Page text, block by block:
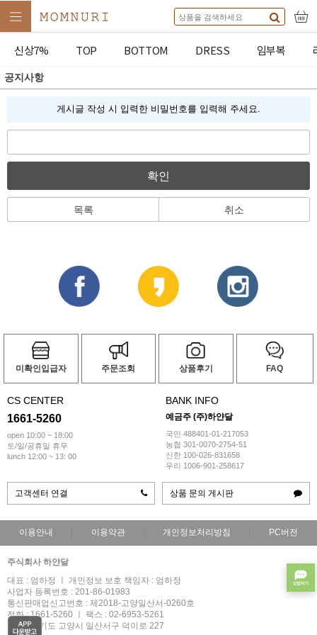
신상7% TOP BOTTOM DRESS 임부복
공지사항
게시글 작성 시 입력한 비밀번호를 입력해 주세요.
확인
목록 취소
미확인입급자 주문조회 상품후기 FAQ
CS CENTER
1661-5260
open 10:00 ~ 18:00
토/일/공휴일 휴무
lunch 12:00 ~ 13: 00
BANK INFO
예금주 (주)하얀달
국민 488401-01-217053
농협 301-0070-2754-51
신한 100-026-831658
우리 1006-901-258617
고객센터 연결 상품 문의 게시판
이용안내 이용약관 개인정보처리방침 PC버전
주식회사 하얀달
대표 : 엄하정 ㅣ 개인정보 보호 책임자 : 엄하정
사업자 등록번호 : 201-86-01983
통신판매업신고번호 : 제2018-고양일산서-0260호
전화 : 1661-5260 ㅣ 팩스 : 02-6953-5261
주소 : 경기도 고양시 일산서구 덕이로 227